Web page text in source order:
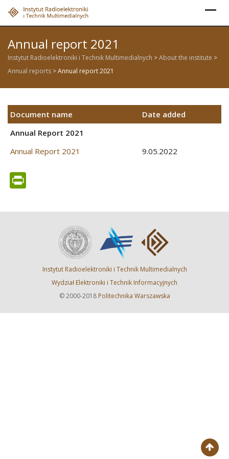
Skip
Annual report 2021
Instytut Radioelektroniki i Technik Multimedialnych >About the institute >
Annual reports >Annual report 2021
Document name
Date added
Annual Report 2021
Annual Report 2021
9.05.2022
Instytut Radioelektroniki i Technik Multimedialnych
Wydział Elektroniki i Technik Informacyjnych
© 2000-2018 Politechnika Warszawska